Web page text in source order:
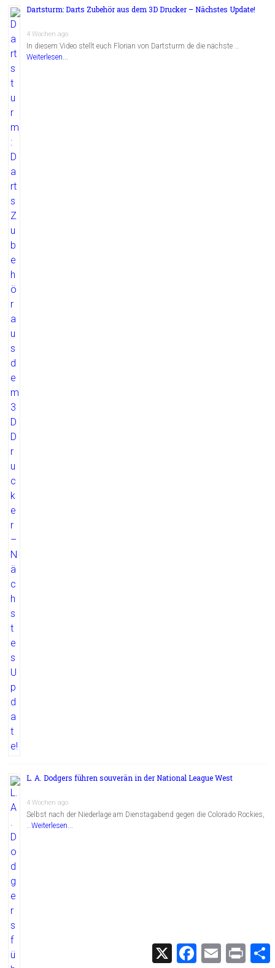
Dartsturm: Darts Zubehör aus dem 3D Drucker – Nächstes Update!
4 Wochen ago
In diesem Video stellt euch Florian von Dartsturm.de die nächste …
Weiterlesen...
L. A. Dodgers führen souverän in der National League West
4 Wochen ago
Selbst nach der Niederlage am Dienstagabend gegen die Colorado Rockies,
…Weiterlesen...
X
F
E
m
P